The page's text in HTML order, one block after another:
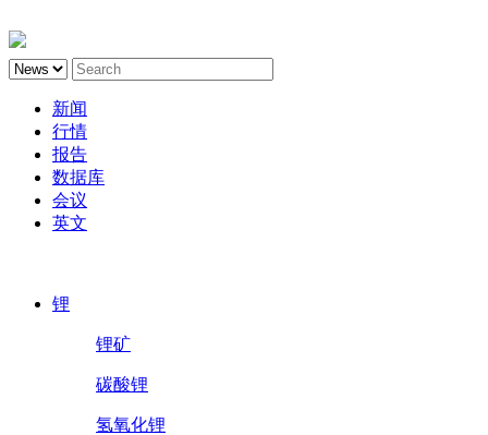
新闻
行情
报告
数据库
会议
英文
锂
锂矿
碳酸锂
氢氧化锂